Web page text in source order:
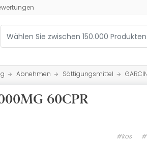
Abnehmen Sättigungsmittel
60CPR
#kos